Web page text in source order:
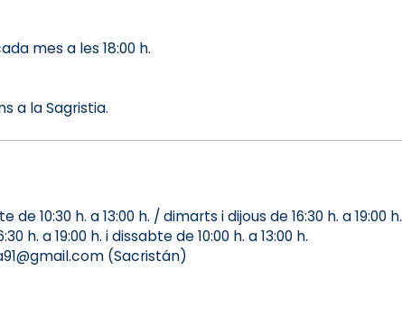
mes a les 18:00 h.
a la Sagristia.
10:30 h. a 13:00 h. / dimarts i dijous de 16:30 h. a 19:00 h.
a 19:00 h. i dissabte de 10:00 h. a 13:00 h.
(Sacristán)